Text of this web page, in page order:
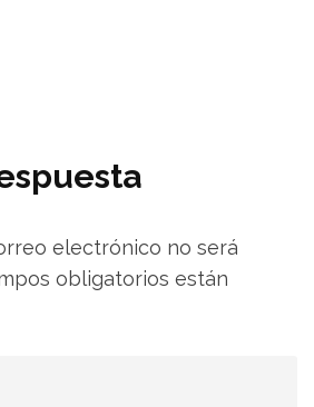
electrónico no será
obligatorios están